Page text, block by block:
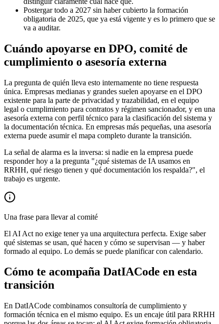
Postergar todo a 2027 sin haber cubierto la formación
obligatoria de 2025, que ya está vigente y es lo primero que se
va a auditar.
Cuándo apoyarse en DPO, comité de
cumplimiento o asesoría externa
La pregunta de quién lleva esto internamente no tiene respuesta
única. Empresas medianas y grandes suelen apoyarse en el DPO
existente para la parte de privacidad y trazabilidad, en el equipo
legal o cumplimiento para contratos y régimen sancionador, y en una
asesoría externa con perfil técnico para la clasificación del sistema y
la documentación técnica. En empresas más pequeñas, una asesoría
externa puede asumir el mapa completo durante la transición.
La señal de alarma es la inversa: si nadie en la empresa puede
responder hoy a la pregunta "¿qué sistemas de IA usamos en
RRHH, qué riesgo tienen y qué documentación los respalda?", el
trabajo es urgente.
Una frase para llevar al comité
El AI Act no exige tener ya una arquitectura perfecta. Exige saber
qué sistemas se usan, qué hacen y cómo se supervisan — y haber
formado al equipo. Lo demás se puede planificar con calendario.
Cómo te acompaña DatIACode en esta
transición
En DatIACode combinamos consultoría de cumplimiento y
formación técnica en el mismo equipo. Es un encaje útil para RRHH